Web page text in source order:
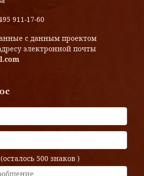
911-17-60
с данным проектом
электронной почты
500 знаков )